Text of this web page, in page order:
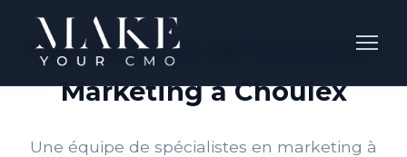
Nos Services de Direction
Marketing à Choulex
Une équipe de spécialistes en marketing à